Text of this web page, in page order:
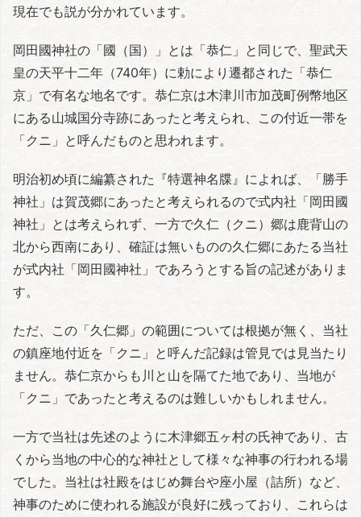
現在でも説が分かれています。
岡田國神社の「國（国）」とは「恭仁」と同じで、聖武天
皇の天平十二年（740年）に勅により遷都された「恭仁
京」で有名な地名です。恭仁京は木津川市加茂町例幣地区
にある山城国分寺跡にあったと考えられ、この付近一帯を
「クニ」と呼んだものと思われます。
明治初め頃に編纂された『特選神名牒』によれば、「勝手
神社」は賀茂郷にあったと考えられるので式内社「岡田國
神社」とは考えられず、一方で久仁（クニ）郷は鹿背山の
北から西南にあり、確証は無いものの久仁郷にあたる当社
が式内社「岡田國神社」であろうとする旨の記述がありま
す。
ただ、この「久仁郷」の範囲については根拠が無く、当社
の鎮座地付近を「クニ」と呼んだ記録は管見では見当たり
ません。恭仁京からも川と山を隔てた地であり、当地が
「クニ」であったと考えるのは難しいかもしれません。
一方で当社は先述のように木津郷五ヶ村の氏神であり、古
くから当地の中心的な神社として様々な神事の行われる場
でした。当社は社殿をはじめ舞台や座小屋（詰所）など、
神事のために使われる施設が良好に残っており、これらは